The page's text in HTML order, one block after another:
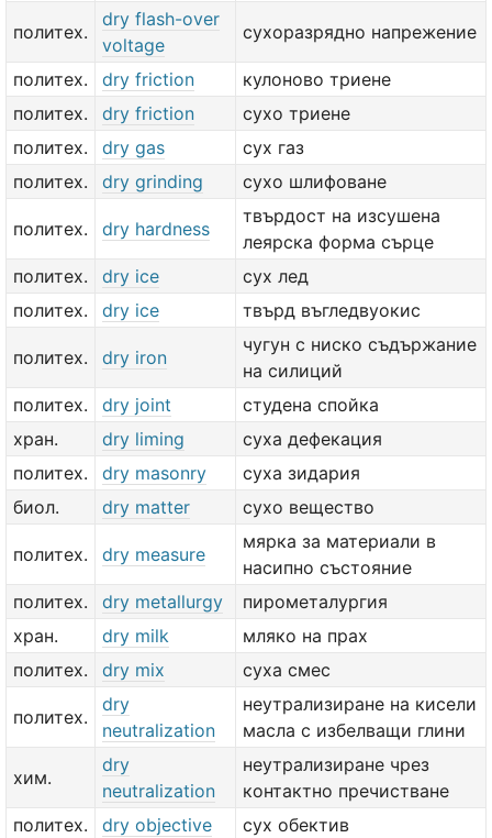
политех.
dry flash-over
voltage
сухоразрядно напрежение
политех. dry friction
кулоново триене
политех.
dry friction
сухо триене
политех.
dry gas
сух газ
политех.
dry grinding сухо шлифоване
политех. dry hardness
твърдост на изсушена
леярска форма сърце
политех.
dry ice
сух лед
политех.
dry ice твърд въгледвуокис
политех. dry iron
чугун с ниско съдържание
на силиций
политех.
dry joint
студена спойка
хран.
dry liming
суха дефекация
политех.
dry masonry
суха зидария
биол.
dry matter сухо вещество
политех. dry measure
мярка за материали в
насипно състояние
политех.
dry metallurgy
пирометалургия
хран.
dry milk
мляко на прах
политех.
dry mix суха смес
политех.
dry
neutralization
неутрализиране на кисели
масла с избелващи глини
хим.
dry
neutralization
неутрализиране чрез
контактно пречистване
политех.
dry objective
сух обектив